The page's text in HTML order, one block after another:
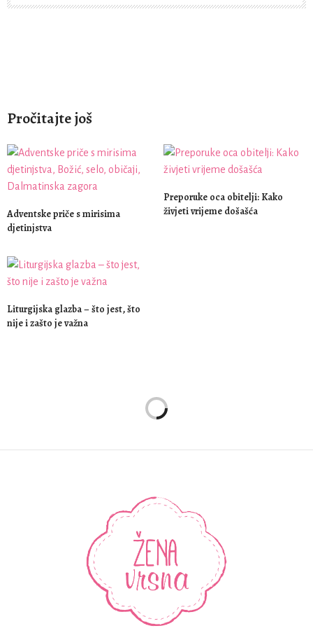
Pročitajte još
Adventske priče s mirisima
djetinjstva
Preporuke oca obitelji: Kako
živjeti vrijeme došašća
Liturgijska glazba – što jest, što
nije i zašto je važna